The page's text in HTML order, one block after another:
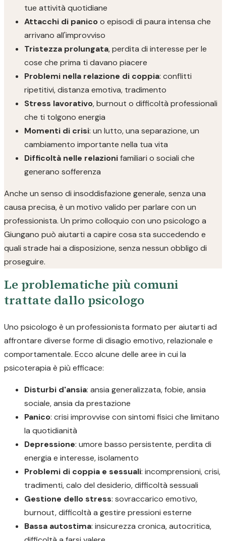
tue attività quotidiane
Attacchi di panicoo episodi di paura intensa che
arrivano all'improvviso
Tristezza prolungata, perdita di interesse per le
cose che prima ti davano piacere
Problemi nella relazione di coppia: conflitti
ripetitivi, distanza emotiva, tradimento
Stress lavorativo, burnout o difficoltà professionali
che ti tolgono energia
Momenti di crisi: un lutto, una separazione, un
cambiamento importante nella tua vita
Difficoltà nelle relazionifamiliari o sociali che
generano sofferenza
Anche un senso di insoddisfazione generale, senza una
causa precisa, è un motivo valido per parlare con un
professionista. Un primo colloquio con uno psicologo a
Giungano può aiutarti a capire cosa sta succedendo e
quali strade hai a disposizione, senza nessun obbligo di
proseguire.
Le problematiche più comuni
trattate dallo psicologo
Uno psicologo è un professionista formato per aiutarti ad
affrontare diverse forme di disagio emotivo, relazionale e
comportamentale. Ecco alcune delle aree in cui la
psicoterapia è più efficace:
Disturbi d'ansia: ansia generalizzata, fobie, ansia
sociale, ansia da prestazione
Panico: crisi improvvise con sintomi fisici che limitano
la quotidianità
Depressione: umore basso persistente, perdita di
energia e interesse, isolamento
Problemi di coppia e sessuali: incomprensioni, crisi,
tradimenti, calo del desiderio, difficoltà sessuali
Gestione dello stress: sovraccarico emotivo,
burnout, difficoltà a gestire pressioni esterne
Bassa autostima: insicurezza cronica, autocritica,